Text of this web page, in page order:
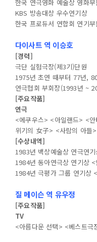
한국 연극영화 예술상 영화
KBS 방송대상 우수연기상
한국 프로듀서 연합회 연기
다이사트 역 이승호
[경력]
극단 실험극장(제3기)단원
1975년 초연 때부터 77년,
연극협회 부회장(1993년 ~
[주요작품]
연극
<에쿠우스> <아일랜드> <
위기의 女子> <사람의 아들
[수상내역]
1983년 백상예술상 연극연
1984년 동아연극상 연기상
1984년 극평가 그룹 연기상
질 메이슨 역 유우정
[주요작품]
TV
<아름다운 선택> <베스트극